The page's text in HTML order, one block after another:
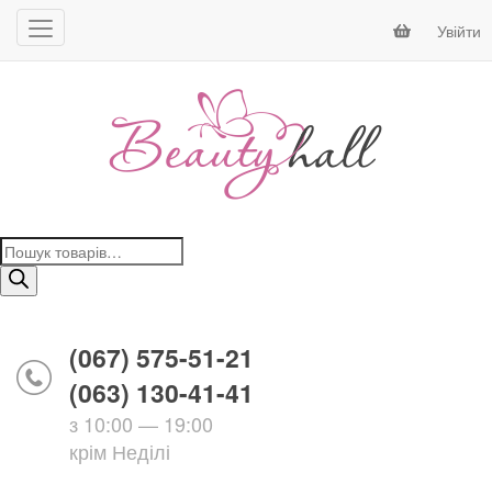
Увійти
Пошук
товарів
(067) 575-51-21
(063) 130-41-41
з 10:00 — 19:00
крім Неділі